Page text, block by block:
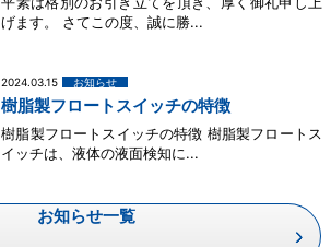
げます。 さてこの度、誠に勝...
2024.03.15 お知らせ
樹脂製フロートスイッチの特徴
樹脂製フロートスイッチの特徴 樹脂製フロートス
イッチは、液体の液面検知に...
お知らせ一覧